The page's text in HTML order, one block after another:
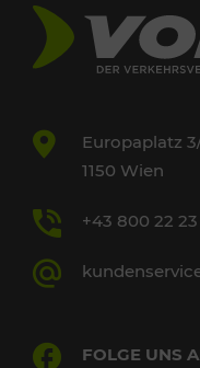
Europaplatz
1150 Wien
+43 800 22
FOLGE UNS